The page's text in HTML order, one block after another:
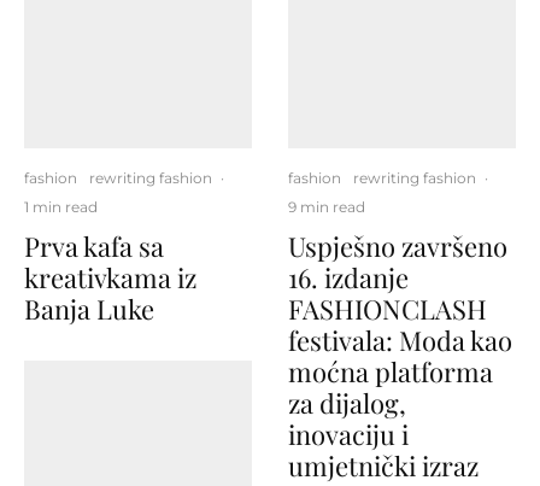
fashion rewriting fashion ·
1 min read
Prva kafa sa
kreativkama iz
Banja Luke
fashion rewriting fashion ·
9 min read
Uspješno završeno
16. izdanje
FASHIONCLASH
festivala: Moda kao
moćna platforma
za dijalog,
inovaciju i
umjetnički izraz